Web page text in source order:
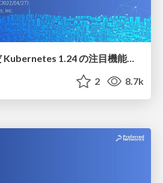
独断と偏見で選んだ Kubernetes 1.24 の注目機能と今後!
2 8.7k